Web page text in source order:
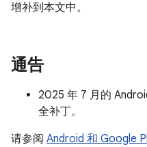
增补到本文中。
通告
2025 年 7 月的
全补丁。
请参阅 Android 和 Google